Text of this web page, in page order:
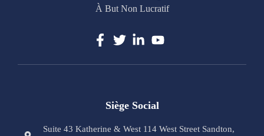
À But Non Lucratif
Siège Social
Suite 43 Katherine & West 114 West Street Sandton,